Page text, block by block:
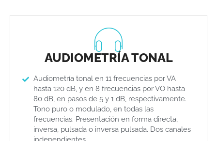
AUDIOMETRÍA TONAL
Audiometría tonal en 11 frecuencias por VA
hasta 120 dB, y en 8 frecuencias por VO hasta
80 dB, en pasos de 5 y 1 dB, respectivamente.
Tono puro o modulado, en todas las
frecuencias. Presentación en forma directa,
inversa, pulsada o inversa pulsada. Dos canales